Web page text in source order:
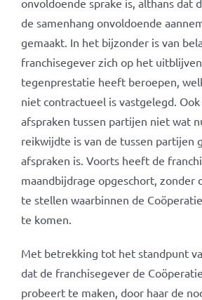
onvoldoende sprake is, althans dat
de samenhang onvoldoende
gemaakt. In het bijzonder is van
franchisegever zich op het
tegenprestatie heeft beroepen,
niet contractueel is vastgelegd.
afspraken tussen partijen niet wat
reikwijdte is van de tussen partijen
afspraken is. Voorts heeft de
maandbijdrage opgeschort, zonder
te stellen waarbinnen de
te komen.
Met betrekking tot het standpunt
dat de franchisegever de
probeert te maken, door haar de